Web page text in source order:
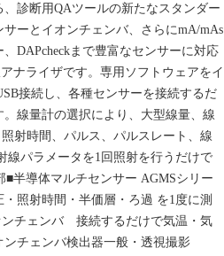
診断用QAツールの新たなスタンダー
サーとイオンチェンバ、さらにmA/mAs
DAPcheckまで豊富なセンサーに対応
ナライザです。専用ソフトウェアをイ
接続し、各種センサーを接続するだ
線量計の選択により、大型線量、線
射時間、パルス、パルスレート、線
線パラメータを1回照射を行うだけで
半導体マルチセンサー AGMSシリー
照射時間・半価層・ろ過 を1度に測
ンチェンバ 接続するだけで気温・気
チェンバ検出器一般・透視撮影